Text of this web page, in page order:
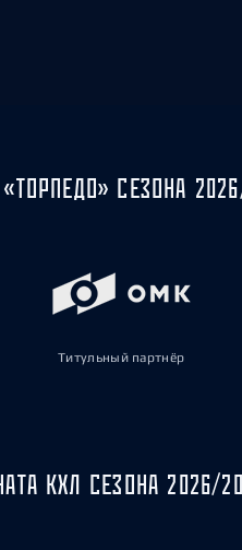
СЕЗОНА
Титульный партнёр
КХЛ СЕЗОНА 2026/